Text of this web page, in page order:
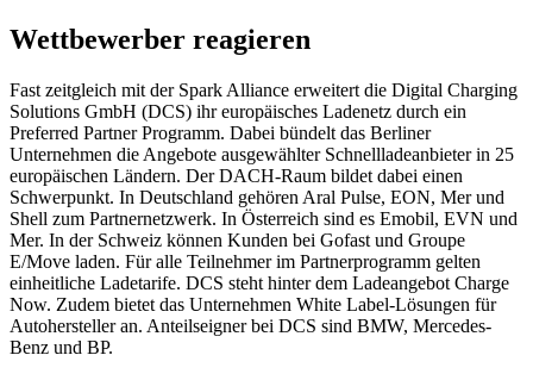
Wettbewerber reagieren
Fast zeitgleich mit der Spark Alliance erweitert die Digital Charging
Solutions GmbH (DCS) ihr europäisches Ladenetz durch ein
Preferred Partner Programm. Dabei bündelt das Berliner
Unternehmen die Angebote ausgewählter Schnellladeanbieter in 25
europäischen Ländern. Der DACH-Raum bildet dabei einen
Schwerpunkt. In Deutschland gehören Aral Pulse, EON, Mer und
Shell zum Partnernetzwerk. In Österreich sind es Emobil, EVN und
Mer. In der Schweiz können Kunden bei Gofast und Groupe
E/Move laden. Für alle Teilnehmer im Partnerprogramm gelten
einheitliche Ladetarife. DCS steht hinter dem Ladeangebot Charge
Now. Zudem bietet das Unternehmen White Label-Lösungen für
Autohersteller an. Anteilseigner bei DCS sind BMW, Mercedes-
Benz und BP.